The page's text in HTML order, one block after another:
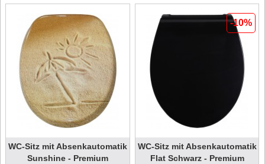
WC-Sitz mit Absenkautomatik
Sunshine - Premium
-10%
WC-Sitz mit Absenkautomatik
Flat Schwarz - Premium